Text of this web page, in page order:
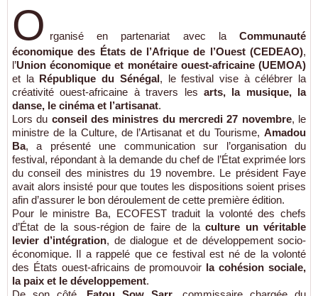
O rganisé en partenariat avec la Communauté
économique des États de l’Afrique de l’Ouest (CEDEAO),
l’Union économique et monétaire ouest-africaine (UEMOA)
et la République du Sénégal, le festival vise à célébrer la
créativité ouest-africaine à travers les arts, la musique, la
danse, le cinéma et l’artisanat.
Lors du conseil des ministres du mercredi 27 novembre, le
ministre de la Culture, de l’Artisanat et du Tourisme, Amadou
Ba, a présenté une communication sur l’organisation du
festival, répondant à la demande du chef de l’État exprimée lors
du conseil des ministres du 19 novembre. Le président Faye
avait alors insisté pour que toutes les dispositions soient prises
afin d’assurer le bon déroulement de cette première édition.
Pour le ministre Ba, ECOFEST traduit la volonté des chefs
d’État de la sous-région de faire de la culture un véritable
levier d’intégration, de dialogue et de développement socio-
économique. Il a rappelé que ce festival est né de la volonté
des États ouest-africains de promouvoir la cohésion sociale,
la paix et le développement.